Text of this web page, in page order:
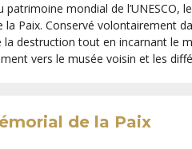
patrimoine mondial de
la Paix. Conservé volontairement
la destruction tout en incarnant le
vers le musée voisin et les
de la Paix